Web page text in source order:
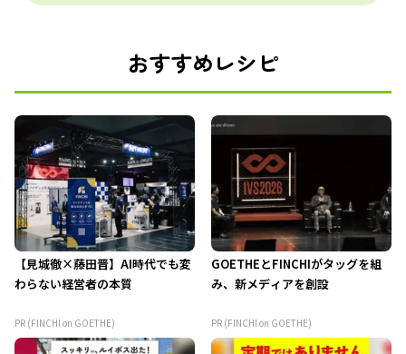
おすすめレシピ
【見城徹×藤田晋】AI時代でも変
わらない経営者の本質
PR (FINCHI on GOETHE)
GOETHEとFINCHIがタッグを組
み、新メディアを創設
PR (FINCHI on GOETHE)